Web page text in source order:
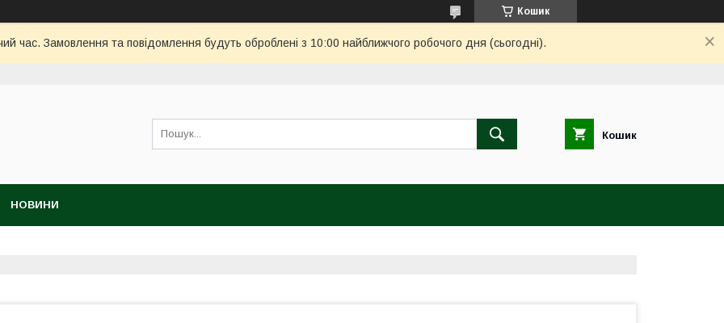
Кошик
час. Замовлення та повідомлення будуть оброблені з 10:00 найближчого робочого дня (сьогодні).
Кошик
НОВИНИ